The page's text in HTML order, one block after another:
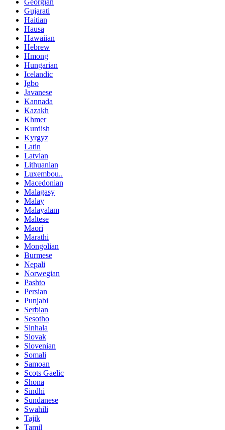
Georgian
Gujarati
Haitian
Hausa
Hawaiian
Hebrew
Hmong
Hungarian
Icelandic
Igbo
Javanese
Kannada
Kazakh
Khmer
Kurdish
Kyrgyz
Latin
Latvian
Lithuanian
Luxembou..
Macedonian
Malagasy
Malay
Malayalam
Maltese
Maori
Marathi
Mongolian
Burmese
Nepali
Norwegian
Pashto
Persian
Punjabi
Serbian
Sesotho
Sinhala
Slovak
Slovenian
Somali
Samoan
Scots Gaelic
Shona
Sindhi
Sundanese
Swahili
Tajik
Tamil